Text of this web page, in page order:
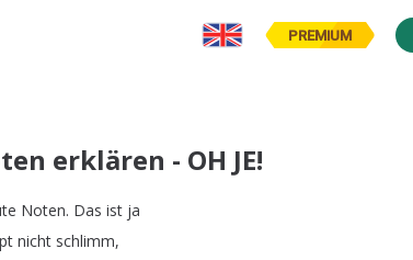
PREMIUM
erklären - OH JE!
Noten. Das ist ja
nicht schlimm,